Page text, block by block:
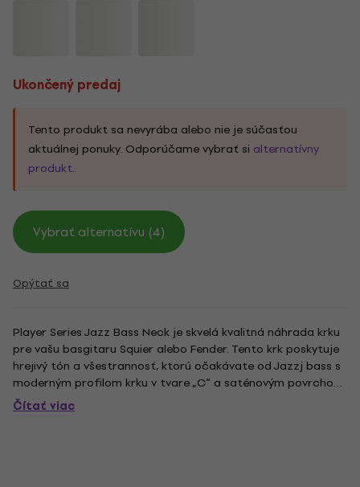
Ukončený predaj
Tento produkt sa nevyrába alebo nie je súčasťou
aktuálnej ponuky. Odporúčame vybrať si alternatívny
produkt.
Vybrať alternatívu (4)
Opýtať sa
Player Series Jazz Bass Neck je skvelá kvalitná náhrada krku
pre vašu basgitaru Squier alebo Fender. Tento krk poskytuje
hrejivý tón a všestrannosť, ktorú očakávate od Jazzj bass s
moderným profilom krku v tvare „C“ a saténovým povrchom,
ktorý je hladký a použiteľný vo všetkých štýloch hry. Krk
Player Series J-bass, vyrobený z prémiového javora...
Čítať viac